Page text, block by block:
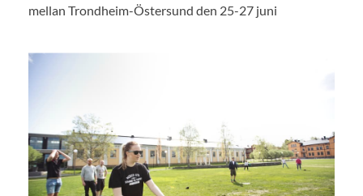
mellan Trondheim-Östersund den 25-27 juni